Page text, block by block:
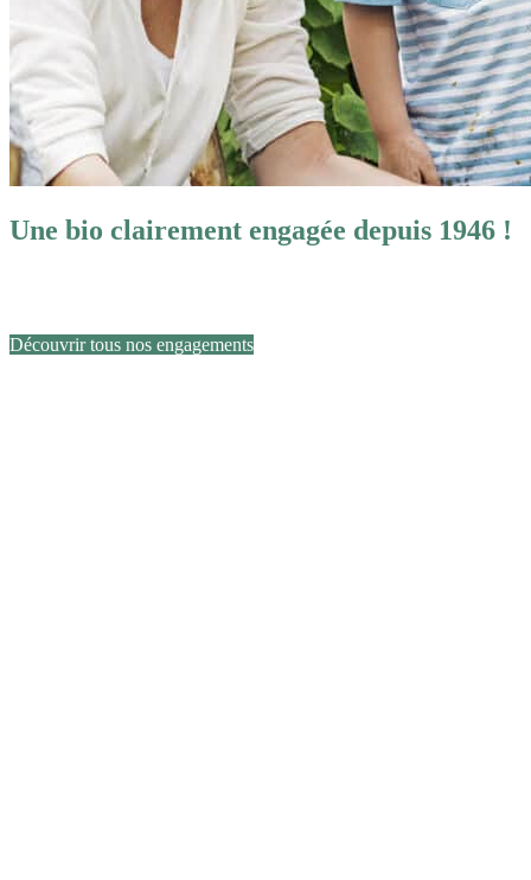
Une bio clairement engagée depuis 1946 !
Découvrir tous nos engagements